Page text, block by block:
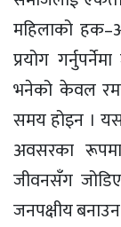
महिलाको
प्रयोग
भनेको केवल
समय होइन ।
अवसरका
जीवनसँग
जनपक्षीय